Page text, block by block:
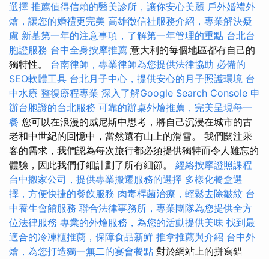
選擇 推薦值得信賴的醫美診所，讓你安心美麗 戶外婚禮外
燴，讓您的婚禮更完美 高雄徵信社服務介紹，專業解決疑
慮 新墓第一年的注意事項，了解第一年管理的重點 台北台
胞證服務 台中全身按摩推薦 意大利的每個地區都有自己的
獨特性。 台南律師，專業律師為您提供法律協助 必備的
SEO軟體工具 台北月子中心，提供安心的月子照護環境 台
中水療 整復療程專業 深入了解Google Search Console 申
辦台胞證的台北服務 可靠的辦桌外燴推薦，完美呈現每一
餐 您可以在浪漫的威尼斯中思考，將自己沉浸在城市的古
老和中世紀的回憶中，當然還有山上的滑雪。 我們關注乘
客的需求，我們認為每次旅行都必須提供獨特而令人難忘的
體驗，因此我們仔細計劃了所有細節。 經絡按摩證照課程
台中搬家公司，提供專業搬遷服務的選擇 多樣化餐盒選
擇，方便快捷的餐飲服務 肉毒桿菌治療，輕鬆去除皺紋 台
中養生會館服務 聯合法律事務所，專業團隊為您提供全方
位法律服務 專業的外燴服務，為您的活動提供美味 找到最
適合的冷凍櫃推薦，保障食品新鮮 推拿推薦與介紹 台中外
燴，為您打造獨一無二的宴會餐點 對於網站上的拼寫錯